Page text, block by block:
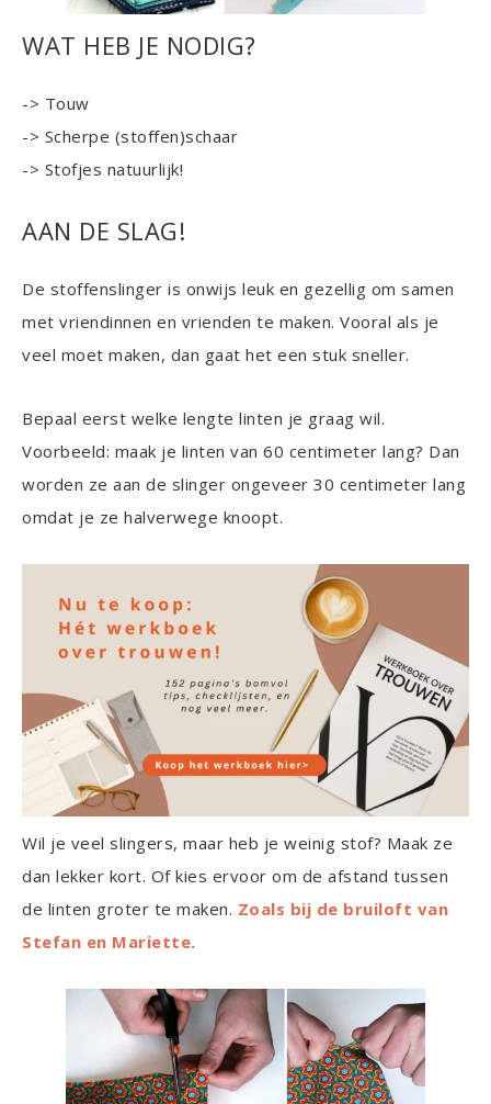
WAT HEB JE NODIG?
-> Touw
-> Scherpe (stoffen)schaar
-> Stofjes natuurlijk!
AAN DE SLAG!
De stoffenslinger is onwijs leuk en gezellig om samen
met vriendinnen en vrienden te maken. Vooral als je
veel moet maken, dan gaat het een stuk sneller.
Bepaal eerst welke lengte linten je graag wil.
Voorbeeld: maak je linten van 60 centimeter lang? Dan
worden ze aan de slinger ongeveer 30 centimeter lang
omdat je ze halverwege knoopt.
Wil je veel slingers, maar heb je weinig stof? Maak ze
dan lekker kort. Of kies ervoor om de afstand tussen
de linten groter te maken. Zoals bij de bruiloft van
Stefan en Mariette.